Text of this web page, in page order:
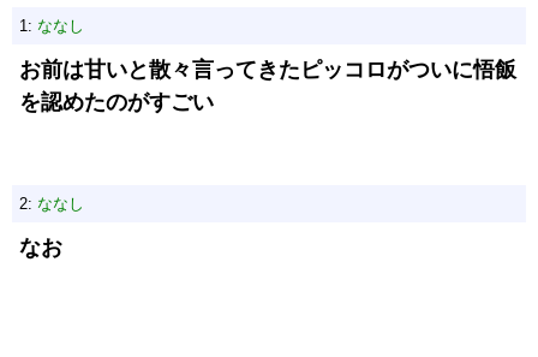
1: ななし
お前は甘いと散々言ってきたピッコロがついに悟飯
を認めたのがすごい
2: ななし
なお